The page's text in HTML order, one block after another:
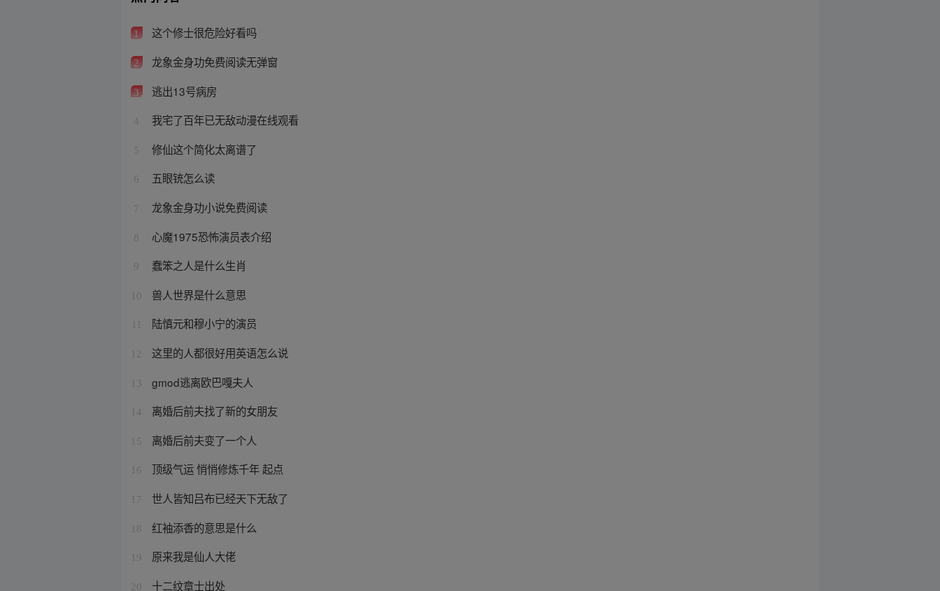
1 这个修士很危险好看吗
2 龙象金身功免费阅读无弹窗
3 逃出13号病房
4 我宅了百年已无敌动漫在线观看
5 修仙这个简化太离谱了
6 五眼铳怎么读
7 龙象金身功小说免费阅读
8 心魔1975恐怖演员表介绍
9 蠢笨之人是什么生肖
10 兽人世界是什么意思
陆慎元和穆小宁的演员
12 这里的人都很好用英语怎么说
13 gmod逃离欧巴嘎夫人
14 离婚后前夫找了新的女朋友
15 离婚后前夫变了一个人
16 顶级气运 悄悄修炼千年 起点
17 世人皆知吕布已经天下无敌了
18 红袖添香的意思是什么
19 原来我是仙人大佬
20 十二纹章士出处